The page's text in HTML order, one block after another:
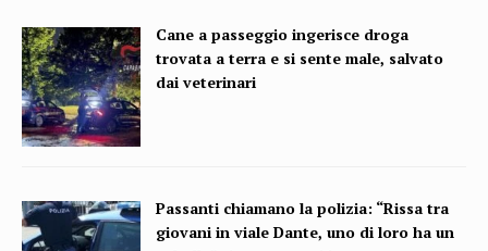
Cane a passeggio ingerisce droga
trovata a terra e si sente male, salvato
dai veterinari
Passanti chiamano la polizia: “Rissa tra
giovani in viale Dante, uno di loro ha un